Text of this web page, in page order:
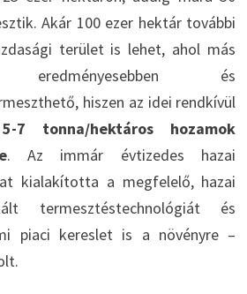
Akár 100 ezer hektár további
terület is lehet, ahol más
eredményesebben és
hiszen az idei rendkívül
5-7 tonna/hektáros hozamok
. Az immár évtizedes hazai
kialakította a megfelelő, hazai
termesztéstechnológiát és
piaci kereslet is a növényre –